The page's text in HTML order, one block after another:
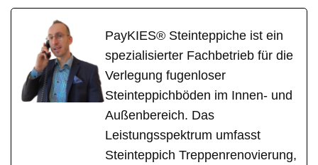
PayKIES® Steinteppiche ist ein
spezialisierter Fachbetrieb für die
Verlegung fugenloser
Steinteppichböden im Innen- und
Außenbereich. Das
Leistungsspektrum umfasst
Steinteppich Treppenrenovierung,